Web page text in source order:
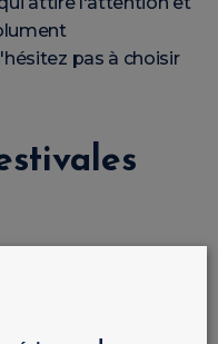
pas à choisir